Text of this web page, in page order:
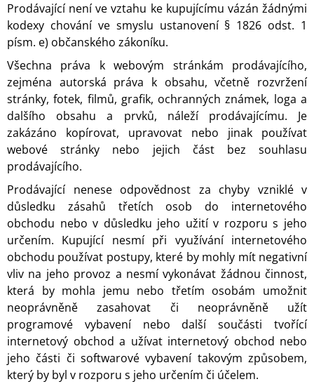
Prodávající není ve vztahu ke kupujícímu vázán žádnými
kodexy chování ve smyslu ustanovení § 1826 odst. 1
písm. e) občanského zákoníku.
Všechna práva k webovým stránkám prodávajícího,
zejména autorská práva k obsahu, včetně rozvržení
stránky, fotek, filmů, grafik, ochranných známek, loga a
dalšího obsahu a prvků, náleží prodávajícímu. Je
zakázáno kopírovat, upravovat nebo jinak používat
webové stránky nebo jejich část bez souhlasu
prodávajícího.
Prodávající nenese odpovědnost za chyby vzniklé v
důsledku zásahů třetích osob do internetového
obchodu nebo v důsledku jeho užití v rozporu s jeho
určením. Kupující nesmí při využívání internetového
obchodu používat postupy, které by mohly mít negativní
vliv na jeho provoz a nesmí vykonávat žádnou činnost,
která by mohla jemu nebo třetím osobám umožnit
neoprávněně zasahovat či neoprávněně užít
programové vybavení nebo další součásti tvořící
internetový obchod a užívat internetový obchod nebo
jeho části či softwarové vybavení takovým způsobem,
který by byl v rozporu s jeho určením či účelem.